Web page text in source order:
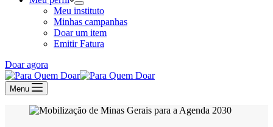
Meu instituto
Minhas campanhas
Doar um item
Emitir Fatura
Doar agora
Menu